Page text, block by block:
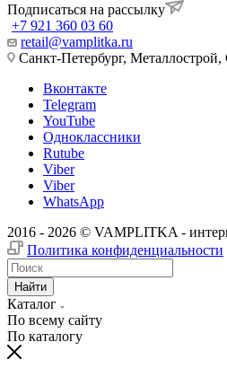
Подписаться на рассылку
+7 921 360 03 60
retail@vamplitka.ru
Санкт-Петербург,
Вконтакте
Telegram
YouTube
Одноклассники
Rutube
Viber
Viber
WhatsApp
2016 - 2026 © VAMPLITKA -
Политика конфиденциальности
Найти
Каталог
По всему сайту
По каталогу